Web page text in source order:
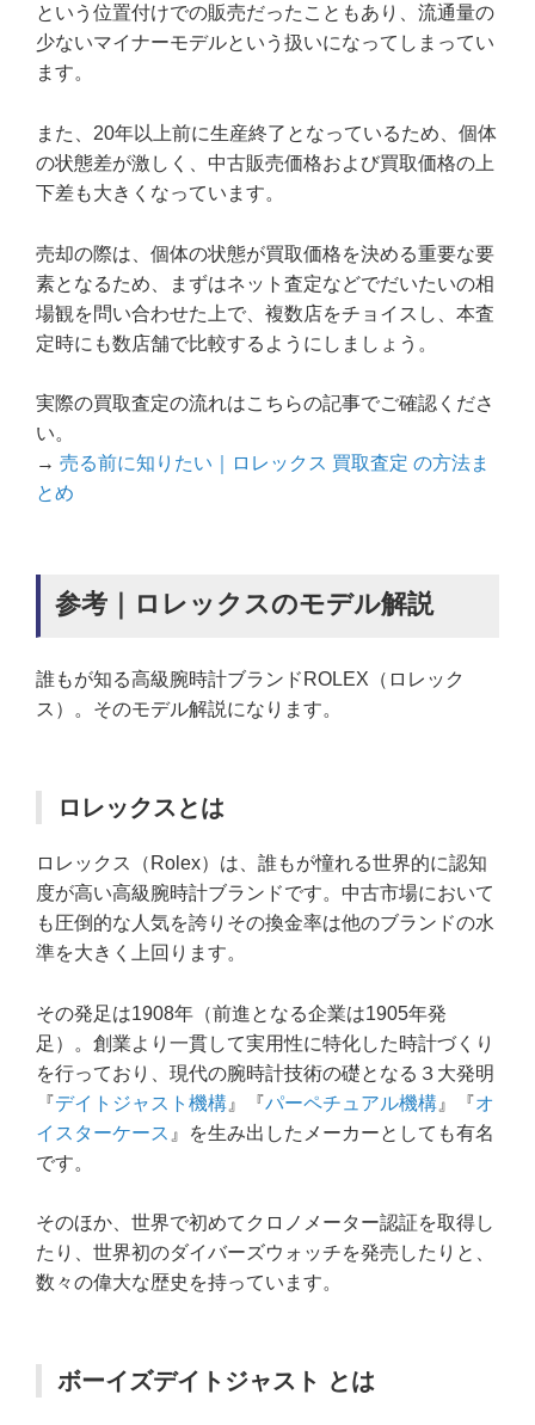
という位置付けでの販売だったこともあり、流通量の
少ないマイナーモデルという扱いになってしまってい
ます。
また、20年以上前に生産終了となっているため、個体
の状態差が激しく、中古販売価格および買取価格の上
下差も大きくなっています。
売却の際は、個体の状態が買取価格を決める重要な要
素となるため、まずはネット査定などでだいたいの相
場観を問い合わせた上で、複数店をチョイスし、本査
定時にも数店舗で比較するようにしましょう。
実際の買取査定の流れはこちらの記事でご確認くださ
い。
→ 売る前に知りたい｜ロレックス 買取査定 の方法ま
とめ
参考｜ロレックスのモデル解説
誰もが知る高級腕時計ブランドROLEX（ロレック
ス）。そのモデル解説になります。
ロレックスとは
ロレックス（Rolex）は、誰もが憧れる世界的に認知
度が高い高級腕時計ブランドです。中古市場において
も圧倒的な人気を誇りその換金率は他のブランドの水
準を大きく上回ります。
その発足は1908年（前進となる企業は1905年発
足）。創業より一貫して実用性に特化した時計づくり
を行っており、現代の腕時計技術の礎となる３大発明
『デイトジャスト機構 』『パーペチュアル機構 』『オ
イスターケース 』を生み出したメーカーとしても有名
です。
そのほか、世界で初めてクロノメーター認証を取得し
たり、世界初のダイバーズウォッチを発売したりと、
数々の偉大な歴史を持っています。
ボーイズデイトジャスト とは